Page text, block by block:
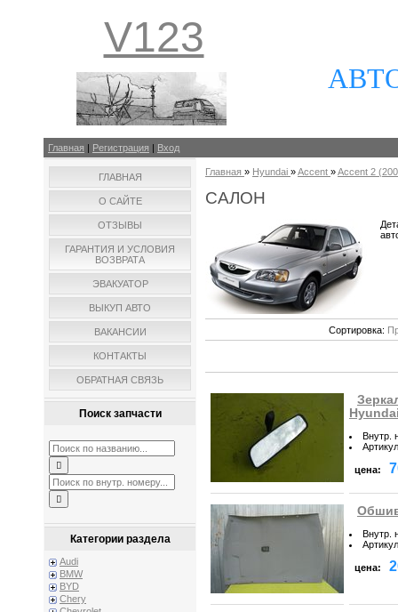
V123
Главная | Регистрация | Вход
ГЛАВНАЯ
О САЙТЕ
ОТЗЫВЫ
ГАРАНТИЯ И УСЛОВИЯ
ВОЗВРАТА
ЭВАКУАТОР
ВЫКУП АВТО
ВАКАНСИИ
КОНТАКТЫ
ОБРАТНАЯ СВЯЗЬ
Поиск запчасти
Категории раздела
Audi
BMW
BYD
Chery
Главная » Hyundai »Accent »Accent 2
САЛОН
Сортировка:
Внутр.
Артикул
цена:
Внутр.
Артикул
цена: